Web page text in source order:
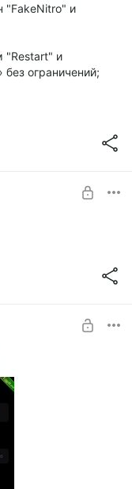
"FakeNitro" и
"Restart" и
ограничений;
спамить во все